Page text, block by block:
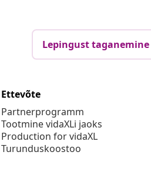
Lepingust taganemine
Ettevõte
Partnerprogramm
Tootmine vidaXLi jaoks
Production for vidaXL
Turunduskoostoo